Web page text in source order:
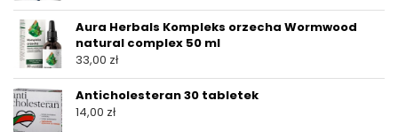
Aura Herbals Kompleks orzecha Wormwood
natural complex 50 ml
33,00 zł
Anticholesteran 30 tabletek
14,00 zł